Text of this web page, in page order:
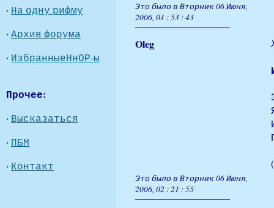
· На одну рифму
·Архив форума
· ИзбранныеНнОР-ы
Прочее:
· Высказаться
· ПБМ
· Контакт
Это было в Вторник 06 Июня,
2006, 01 : 53 : 43
Oleg
(
Это было в Вторник 06 Июня,
2006, 02 : 21 : 55